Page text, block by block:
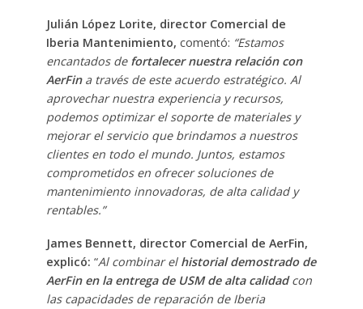
Julián López Lorite, director Comercial de
Iberia Mantenimiento, comentó: “Estamos
encantados defortalecer nuestra relación con
AerFina través de este acuerdo estratégico. Al
aprovechar nuestra experiencia y recursos,
podemos optimizar el soporte de materiales y
mejorar el servicio que brindamos a nuestros
clientes en todo el mundo. Juntos, estamos
comprometidos en ofrecer soluciones de
mantenimiento innovadoras, de alta calidad y
rentables.”
James Bennett, director Comercial de AerFin,
explicó: “Al combinar el historial demostrado de
AerFin en la entrega de USM de alta calidadcon
las capacidades de reparación de Iberia